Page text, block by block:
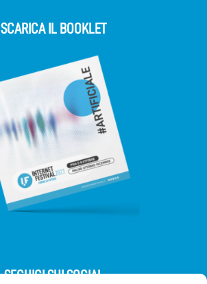
SCARICA IL BOOKLET
SEGUICI SUI SOCIAL